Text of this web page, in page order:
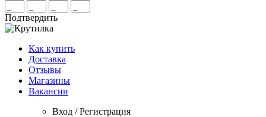
Подтвердить
Как купить
Доставка
Отзывы
Магазины
Вакансии
Вход / Регистрация